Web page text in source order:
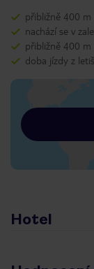
přibližně 400
nachází se v
přibližně 400 m
doba jízdy z
Hotel